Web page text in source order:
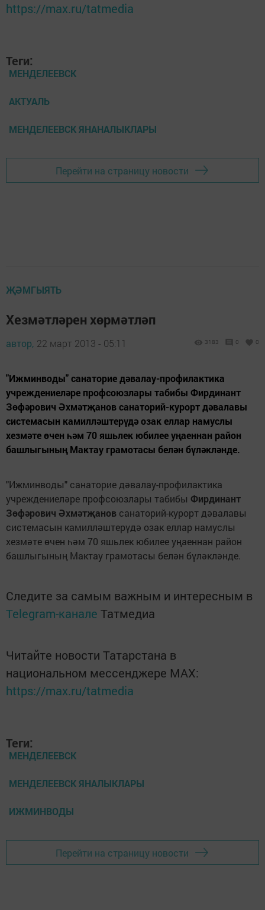
https://max.ru/tatmedia
Теги:
МЕНДЕЛЕЕВСК
АКТУАЛЬ
МЕНДЕЛЕЕВСК ЯНАНАЛЫКЛАРЫ
Перейти на страницу новости
ҖӘМГЫЯТЬ
Хезмәтләрен хөрмәтләп
автор, 22 март 2013 - 05:11 3183 0 0
"Ижминводы" санаторие дәвалау-профилактика
учреждениеләре профсоюзлары табибы Фирдинант
Зөфәрович Әхмәтҗанов санаторий-курорт дәвалавы
системасын камилләштерүдә озак еллар намуслы
хезмәте өчен һәм 70 яшьлек юбилее уңаеннан район
башлыгының Мактау грамотасы белән бүләкләнде.
"Ижминводы" санаторие дәвалау-профилактика
учреждениеләре профсоюзлары табибы Фирдинант
Зөфәрович Әхмәтҗанов санаторий-курорт дәвалавы
системасын камилләштерүдә озак еллар намуслы
хезмәте өчен һәм 70 яшьлек юбилее уңаеннан район
башлыгының Мактау грамотасы белән бүләкләнде.
Следите за самым важным и интересным в
Telegram-канале Татмедиа
Читайте новости Татарстана в
национальном мессенджере MАХ:
https://max.ru/tatmedia
Теги:
МЕНДЕЛЕЕВСК
МЕНДЕЛЕЕВСК ЯНАЛЫКЛАРЫ
ИЖМИНВОДЫ
Перейти на страницу новости